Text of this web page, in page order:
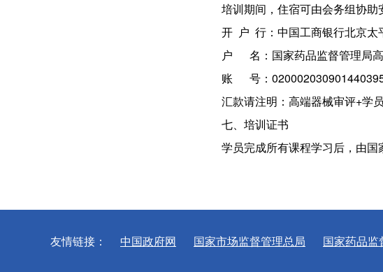
培训期间，住宿可由会务组协助
开 户 行：中国工商银行北京太
户 名：国家药品监督管理局
账 号：
汇款请注明：高端器械审评+学
七、培训证书
学员完成所有课程学习后，由国
友情链接： 中国政府网 国家市场监督管理总局 国家药品监